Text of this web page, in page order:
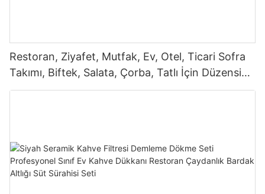
Restoran, Ziyafet, Mutfak, Ev, Otel, Ticari Sofra
Takımı, Biftek, Salata, Çorba, Tatlı İçin Düzensiz
Derin Seramik Yemek Tabağı Seti